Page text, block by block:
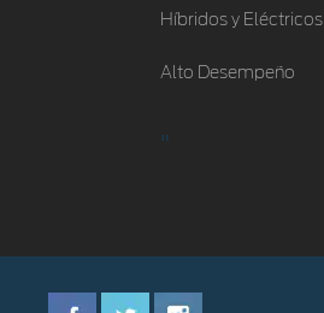
Híbridos y Eléctricos
Alto Desempeño
"